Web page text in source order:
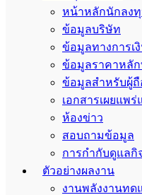
หน้าหลักนักลง
ข้อมูลบริษัท
ข้อมูลทางการเ
ข้อมูลราคาหลั
ข้อมูลสำหรับผู้
เอกสารเผยแพ
ห้องข่าว
สอบถามข้อมูล
การกำกับดูแลกิ
ตัวอย่างผลงาน
งานพลังงานทด